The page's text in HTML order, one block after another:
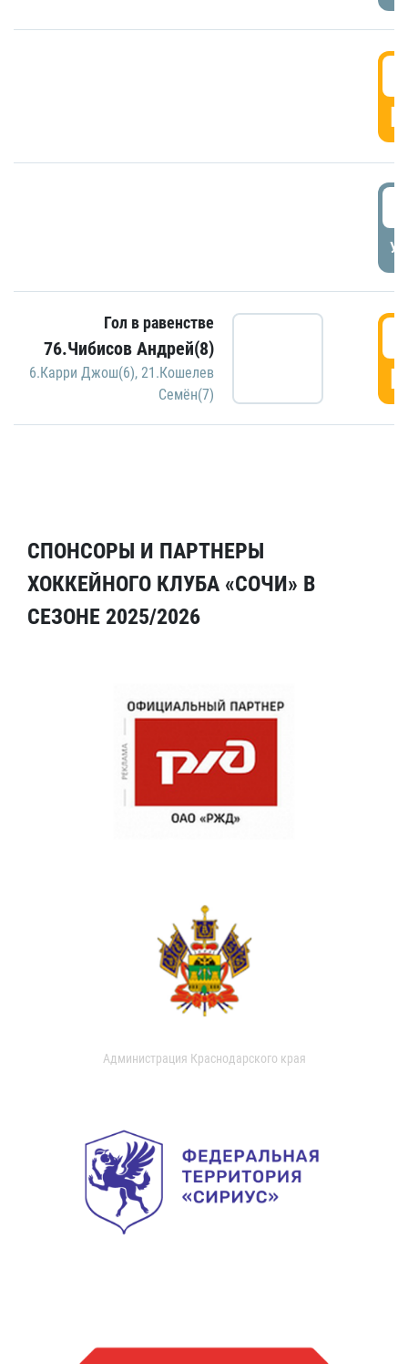
Гол в равенстве
76.Чибисов Андрей(8)
6.Карри Джош(6), 21.Кошелев
Семён(7)
СПОНСОРЫ И ПАРТНЕРЫ
ХОККЕЙНОГО КЛУБА «СОЧИ» В
СЕЗОНЕ 2025/2026
Администрация Краснодарского края